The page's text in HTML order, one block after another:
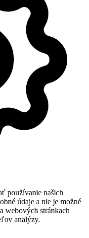
používanie našich
údaje a nie je možné
webových stránkach
analýzy.